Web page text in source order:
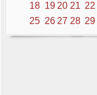
18 19 20 21 22
25 26 27 28 29